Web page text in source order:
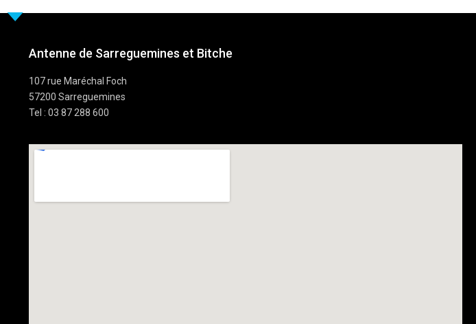
Antenne de Sarreguemines et Bitche
107 rue Maréchal Foch
57200 Sarreguemines
Tel : 03 87 288 600